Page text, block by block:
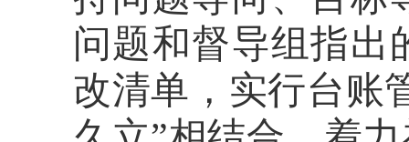
问题和督导组指出
改清单，实行台账